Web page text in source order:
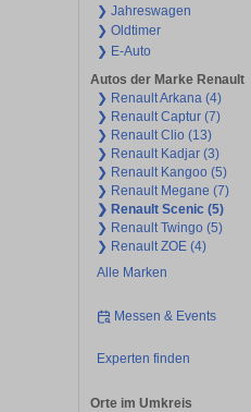
❯ Jahreswagen
❯ Oldtimer
❯ E-Auto
Autos der Marke Renault
❯ Renault Arkana (4)
❯ Renault Captur (7)
❯ Renault Clio (13)
❯ Renault Kadjar (3)
❯ Renault Kangoo (5)
❯ Renault Megane (7)
❯ Renault Scenic (5)
❯ Renault Twingo (5)
❯ Renault ZOE (4)
Alle Marken
Messen & Events
Experten finden
Orte im Umkreis